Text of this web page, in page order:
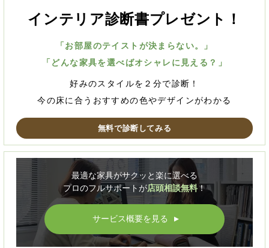
インテリア診断書プレゼント！
「お部屋のテイストが決まらない。」
「どんな家具を選べばオシャレに見える？」
好みのスタイルを２分で診断！
今の床に合うおすすめの色やデザインがわかる
無料で診断してみる
最適な家具がサクッと楽に選べる
プロのフルサポートが店頭相談無料！
サービス概要を見る ▲